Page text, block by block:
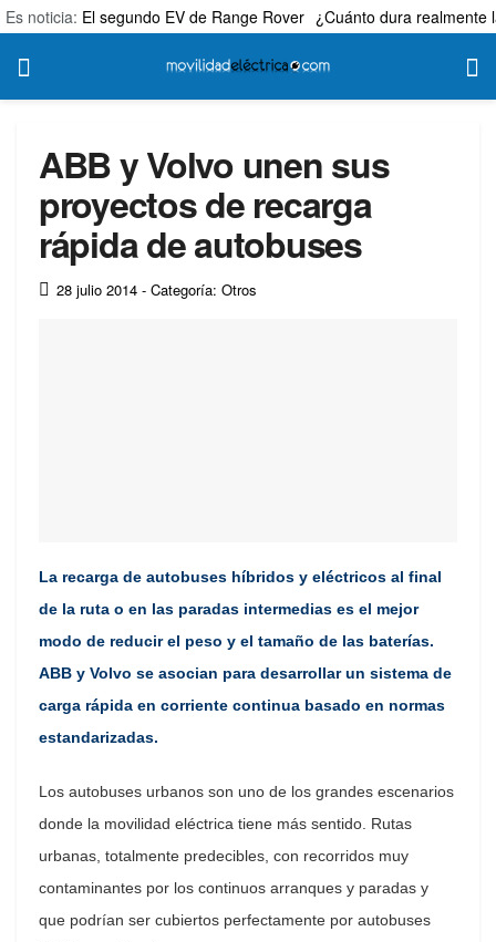
Es noticia: El segundo EV de Range Rover ¿Cuánto dura realmente
ABB y Volvo unen sus
proyectos de recarga
rápida de autobuses
28 julio 2014 - Categoría: Otros
La recarga de autobuses híbridos y eléctricos al final
de la ruta o en las paradas intermedias es el mejor
modo de reducir el peso y el tamaño de las baterías.
ABB y Volvo se asocian para desarrollar un sistema de
carga rápida en corriente continua basado en normas
estandarizadas.
Los autobuses urbanos son uno de los grandes escenarios
donde la movilidad eléctrica tiene más sentido. Rutas
urbanas, totalmente predecibles, con recorridos muy
contaminantes por los continuos arranques y paradas y
que podrían ser cubiertos perfectamente por autobuses